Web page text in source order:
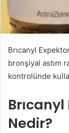
Brıcanyl
bronşiyal astım
kontrolünde
Nedir?